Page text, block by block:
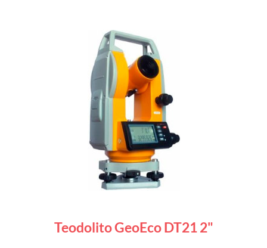
Teodolito GeoEco DT21 2"